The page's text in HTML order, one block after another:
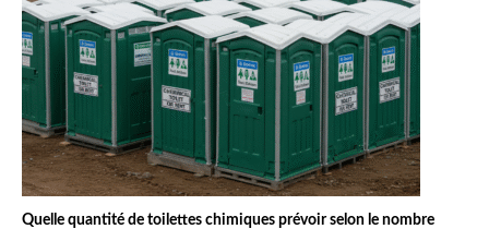
Quelle quantité de toilettes chimiques prévoir selon le nombre